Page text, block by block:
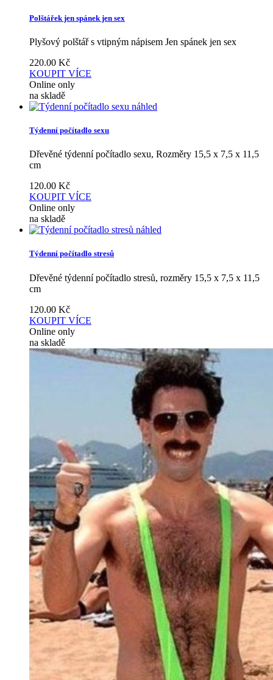
Polštářek jen spánek jen sex
Plyšový polštář s vtipným nápisem Jen spánek jen sex
220.00 Kč
KOUPIT VÍCE
Online only
na skladě
náhled
Týdenní počítadlo sexu
Dřevěné týdenní počítadlo sexu, Rozměry 15,5 x 7,5 x 11,5
cm
120.00 Kč
KOUPIT VÍCE
Online only
na skladě
náhled
Týdenní počítadlo stresů
Dřevěné týdenní počítadlo stresů, rozměry 15,5 x 7,5 x 11,5
cm
120.00 Kč
KOUPIT VÍCE
Online only
na skladě